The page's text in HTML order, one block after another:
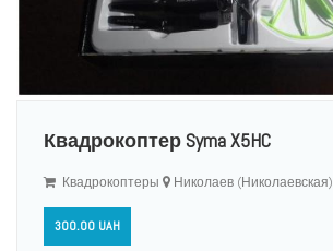
Квадрокоптер Syma X5HC
Квадрокоптеры Николаев (Николаевская)
300.00 UAH